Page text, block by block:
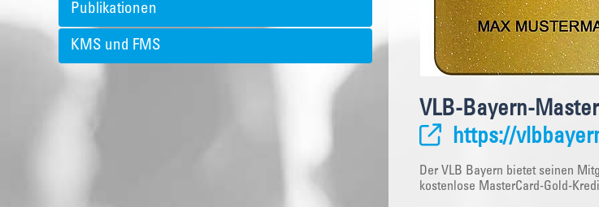
Publikationen
KMS und FMS
VLB-Bayern-
https://
Der VLB Bayern bietet seinen
kostenlose MasterCard-Gold-